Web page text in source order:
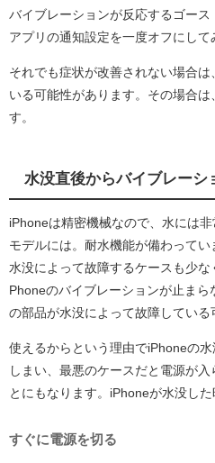
バイブレーションが反応するゴース
アプリの通知設定を一度オフにして
それでも症状が改善されない場合
いる可能性があります。その場合
す。
水没直後からバイブレーシ
iPhoneは精密機械なので、水には
モデルには。耐水機能が備わって
水没によって故障するケースも少
Phoneのバイブレーションが止ま
の部品が水没によって故障している
使えるからという理由でiPhoneの
しまい、最悪のケースだと電源が
とにもなります。iPhoneが水没し
すぐに電源を切る